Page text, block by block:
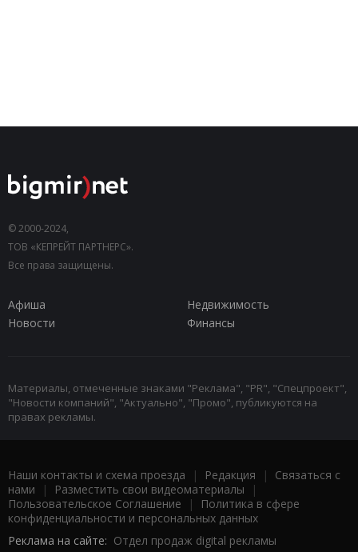
© 2000-2024,
ТОВ «КЕПРЕЙТ ПАРТНЕРС».
Все права защищены.
Афиша
Недвижимость
Новости
Финансы
Материалы, отмеченные знаками "Реклама", "PR", "Спецпроект",
"Новости компаний", "Актуально", "Промо", публикуются на
правах рекламы.
Наши контакты и схема проезда | Редакция | Связаться с
нами | Разместить свои видеоматериалы |
Пользовательское Соглашение |
Политика в сфере
конфиденциальности и персональных данных
Реклама на сайте: Отдел продаж digital рекламы